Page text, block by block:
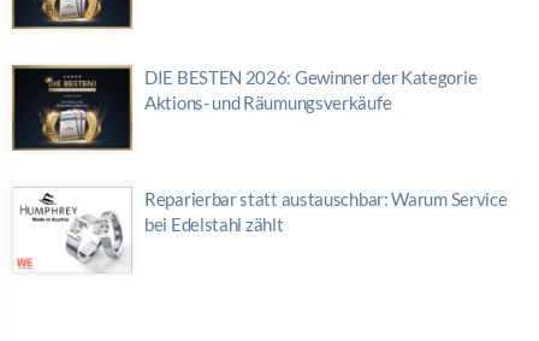
DIE BESTEN 2026: Gewinner der Kategorie
Aktions- und Räumungsverkäufe
Reparierbar statt austauschbar: Warum Service
bei Edelstahl zählt